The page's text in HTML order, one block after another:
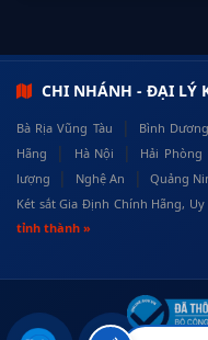
CHI NHÁNH - ĐẠI LÝ
Bà Rịa Vũng Tàu | Bình Dương
Hãng
| Hà Nội | Hải Phòng
lượng
| Nghệ An | Quảng
Két sắt Gia Định Chính Hãng, Uy
tỉnh thành »